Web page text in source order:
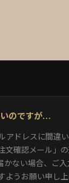
いのですが…
アドレスに間違
文確認メール」
ない場合、ご
うお願い申し上